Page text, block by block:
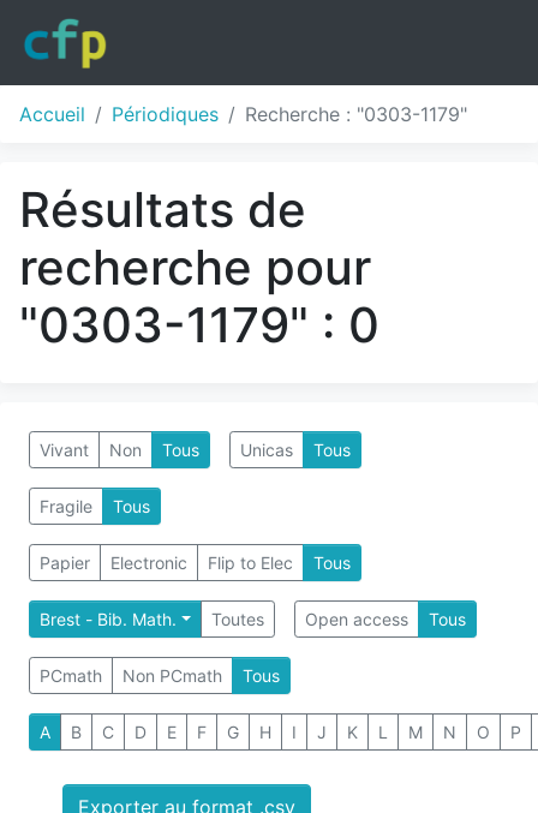
Accueil Périodiques Recherche : "0303-1179"
Résultats de
recherche pour
"0303-1179" : 0
Vivant Non Tous Unicas Tous
Fragile Tous
Papier Electronic Flip to Elec Tous
Brest - Bib. Math. Toutes Open access Tous
PCmath Non PCmath Tous
A B C D E F G H I J K L M N O P
Exporter au format .csv